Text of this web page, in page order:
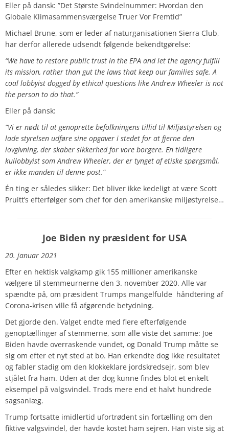
Eller på dansk: ”Det Største Svindelnummer: Hvordan den
Globale Klimasammensværgelse Truer Vor Fremtid”
Michael Brune, som er leder af naturganisationen Sierra Club,
har derfor allerede udsendt følgende bekendtgørelse:
“We have to restore public trust in the EPA and let the agency fulfill
its mission, rather than gut the laws that keep our families safe. A
coal lobbyist dogged by ethical questions like Andrew Wheeler is not
the person to do that.”
Eller på dansk:
”Vi er nødt til at genoprette befolkningens tillid til Miljøstyrelsen og
lade styrelsen udføre sine opgaver i stedet for at fjerne den
lovgivning, der skaber sikkerhed for vore borgere. En tidligere
kullobbyist som Andrew Wheeler, der er tynget af etiske spørgsmål,
er ikke manden til denne post.”
Én ting er således sikker: Det bliver ikke kedeligt at være Scott
Pruitt’s efterfølger som chef for den amerikanske miljøstyrelse…
Joe Biden ny præsident for USA
20. januar 2021
Efter en hektisk valgkamp gik 155 millioner amerikanske
vælgere til stemmeurnerne den 3. november 2020. Alle var
spændte på, om præsident Trumps mangelfulde håndtering af
Corona-krisen ville få afgørende betydning.
Det gjorde den. Valget endte med flere efterfølgende
genoptællinger af stemmerne, som alle viste det samme: Joe
Biden havde overraskende vundet, og Donald Trump måtte se
sig om efter et nyt sted at bo. Han erkendte dog ikke resultatet
og fabler stadig om den klokkeklare jordskredsejr, som blev
stjålet fra ham. Uden at der dog kunne findes blot et enkelt
eksempel på valgsvindel. Trods mere end et halvt hundrede
sagsanlæg.
Trump fortsatte imidlertid ufortrødent sin fortælling om den
fiktive valgsvindel, der havde kostet ham sejren. Han viste sig at